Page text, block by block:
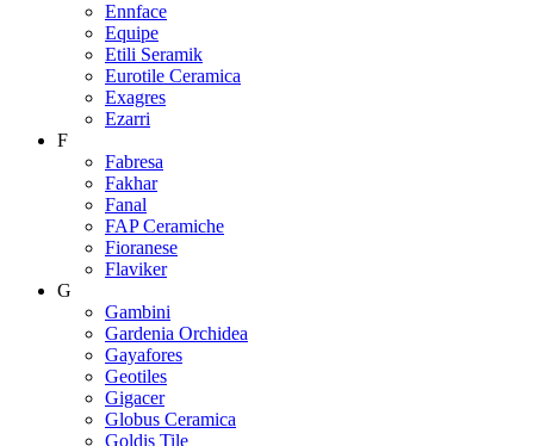
Ennface
Equipe
Etili Seramik
Eurotile Ceramica
Exagres
Ezarri
F
Fabresa
Fakhar
Fanal
FAP Ceramiche
Fioranese
Flaviker
G
Gambini
Gardenia Orchidea
Gayafores
Geotiles
Gigacer
Globus Ceramica
Goldis Tile